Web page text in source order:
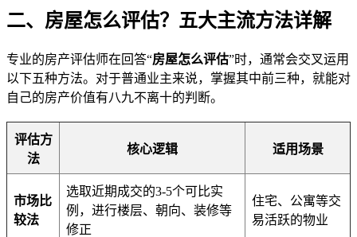
二、房屋怎么评估？五大主流方法详解
专业的房产评估师在回答“房屋怎么评估”时，通常会交叉运用
以下五种方法。对于普通业主来说，掌握其中前三种，就能对
自己的房产价值有八九不离十的判断。
评估方
法
核心逻辑 适用场景
市场比
较法
选取近期成交的3-5个可比实
例，进行楼层、朝向、装修等
修正
住宅、公寓等交
易活跃的物业